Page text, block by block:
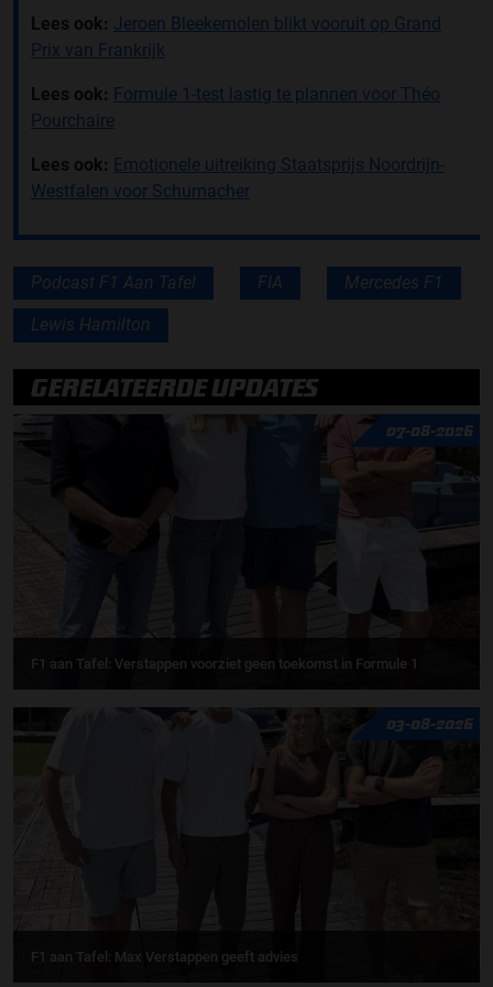
Lees ook: Jeroen Bleekemolen blikt vooruit op Grand
Prix van Frankrijk
Lees ook: Formule 1-test lastig te plannen voor Théo
Pourchaire
Lees ook: Emotionele uitreiking Staatsprijs Noordrijn-
Westfalen voor Schumacher
Podcast F1 Aan Tafel FIA Mercedes F1
Lewis Hamilton
GERELATEERDE UPDATES
07-08-2026
F1 aan Tafel: Verstappen voorziet geen toekomst in Formule 1
03-08-2026
F1 aan Tafel: Max Verstappen geeft advies